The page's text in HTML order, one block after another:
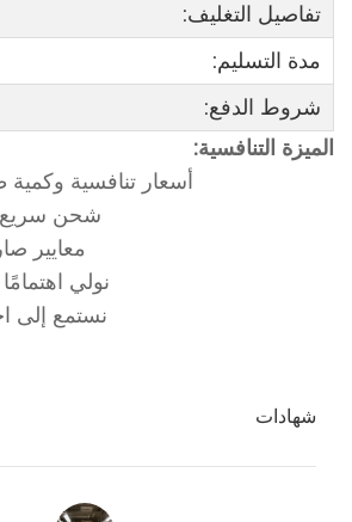
تفاصيل التغليف:
مدة التسليم:
شروط الدفع:
الميزة التنافسية:
أسعار تنافسية
شحن سريع
معايير
نولي
نستمع إلى
شهادات